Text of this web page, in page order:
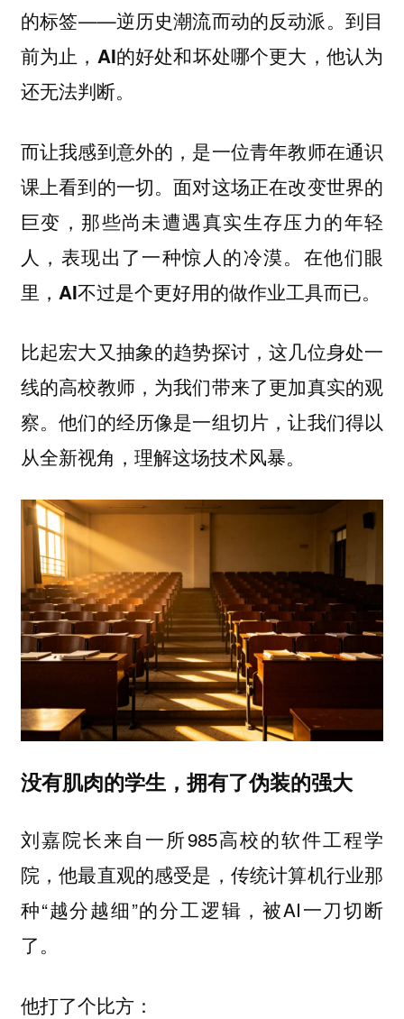
的标签——逆历史潮流而动的反动派。 到目
前为止，AI的好处和坏处哪个更大，他认为
还无法判断。
而让我感到意外的，是一位青年教师在通识
课上看到的一切。面对这场正在改变世界的
巨变，那些尚未遭遇真实生存压力的年轻
人，表现出了一种惊人的冷漠。在他们眼
里，AI不过是个更好用的做作业工具而已。
比起宏大又抽象的趋势探讨，这几位身处一
线的高校教师，为我们带来了更加真实的观
察。他们的经历像是一组切片，让我们得以
从全新视角，理解这场技术风暴。
没有肌肉的学生，拥有了伪装的强大
刘嘉院长来自一所985高校的软件工程学
院，他最直观的感受是，传统计算机行业那
种“越分越细”的分工逻辑，被AI一刀切断
了。
他打了个比方：